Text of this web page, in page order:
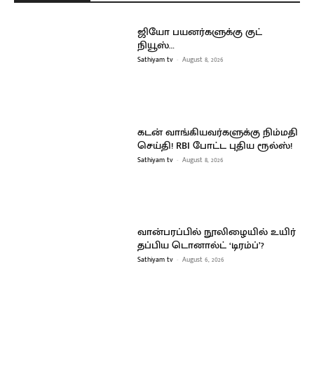
ஜியோ பயனர்களுக்கு குட்
நியூஸ்…
Sathiyam tv - August 8, 2026
கடன் வாங்கியவர்களுக்கு நிம்மதி
செய்தி! RBI போட்ட புதிய ரூல்ஸ்!
Sathiyam tv - August 8, 2026
வான்பரப்பில் நூலிழையில் உயிர்
தப்பிய டொனால்ட் ‘டிரம்ப்’?
Sathiyam tv - August 6, 2026